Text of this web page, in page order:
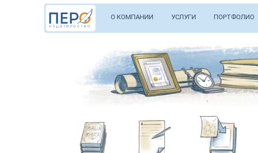
О КОМПАНИИ УСЛУГИ ПОРТФОЛИО